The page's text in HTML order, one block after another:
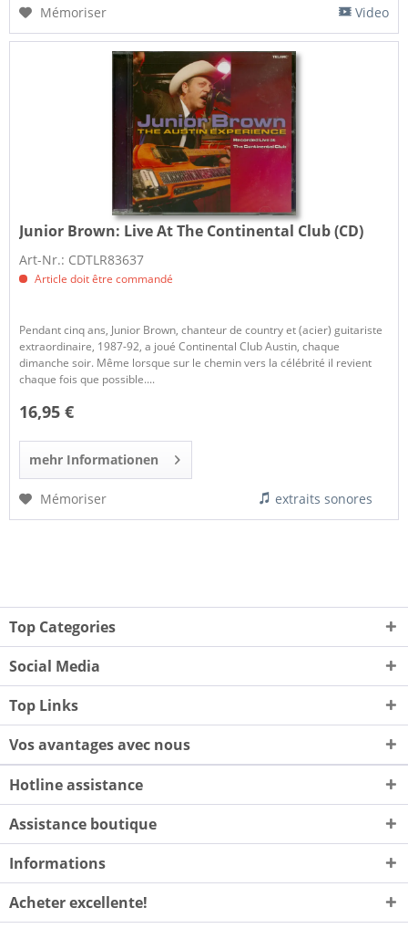
Mémoriser Video
Junior Brown: Live At The Continental Club (CD)
Art-Nr.: CDTLR83637
Article doit être commandé
Pendant cinq ans, Junior Brown, chanteur de country et (acier) guitariste
extraordinaire, 1987-92, a joué Continental Club Austin, chaque
dimanche soir. Même lorsque sur le chemin vers la célébrité il revient
chaque fois que possible....
16,95 €
mehr Informationen
Mémoriser extraits sonores
Top Categories
Social Media
Top Links
Vos avantages avec nous
Hotline assistance
Assistance boutique
Informations
Acheter excellente!